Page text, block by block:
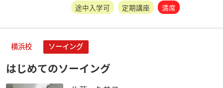
途中入学可 定期講座 満席
横浜校 ソーイング
はじめてのソーイング